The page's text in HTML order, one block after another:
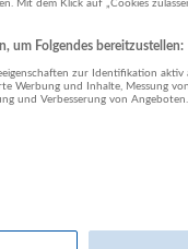
Engineer (all genders)
Mit dem Klick auf „Cookies
um Folgendes bereitzustellen:
zur Identifikation
Werbung und Inhalte, Messung
und Verbesserung von Angeboten.